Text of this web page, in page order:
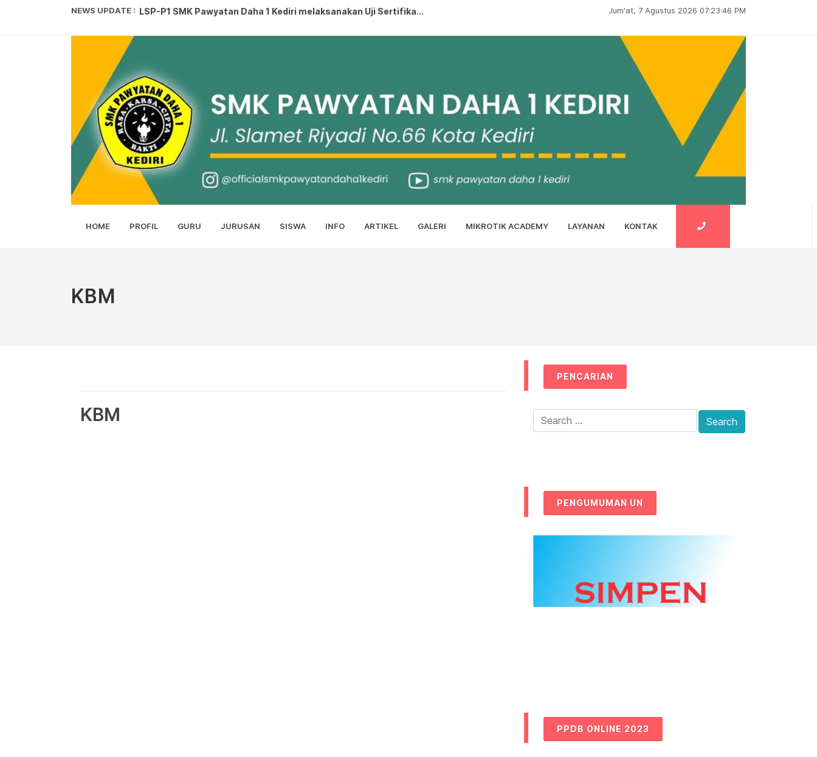
NEWS UPDATE :
SISWA SMK PAWYATAN DAHA 1 KEDIRI MASUK 10 BESAR TERBAIK NILA...
Juara Pembuatan Film Pendek...
LOMBA KARYA TULIS ILMIAH...
KEJUARAAN PENCAK SILAT SETIA HATI TERATE...
Syaban Gerbang Ramadhan...
Upacara Hari kartini...
Jum'at, 7 Agustus 2026 07:23:47 PM
HOME PROFIL GURU JURUSAN SISWA INFO ARTIKEL GALERI MIKROTIK ACADEMY LAYANAN KONTAK
KBM
KBM
PENCARIAN
PENGUMUMAN UN
PPDB ONLINE 2023